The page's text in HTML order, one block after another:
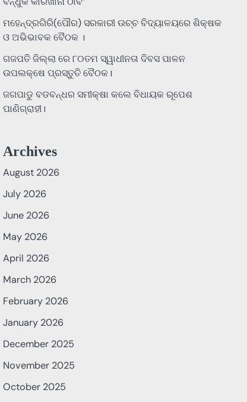
ମହେନ୍ଦ୍ରଗିରି(ପୌର) ସରକାରୀ ଉଚ୍ଚ ବିଦ୍ୟାଳୟରେ ଶିକ୍ଷକ
ଓ ଅଭିଭାବକ ବୈଠକ ।
ଗଜପତି ଜିଲ୍ଲା ରେ ୮୦ତମ ସ୍ୱାଧୀନତା ଦିବସ ପାଳନ
ଉପଲକ୍ଷେ ପ୍ରସ୍ତୁତି ବୈଠକ।
ଜଗପାଡୁ ବଡବନ୍ଧର ସମୀକ୍ଷା କଲେ ବିଧାୟକ ରୂପେଶ
ପାଣିଗ୍ରାହୀ।
Archives
August 2026
July 2026
June 2026
May 2026
April 2026
March 2026
February 2026
January 2026
December 2025
November 2025
October 2025